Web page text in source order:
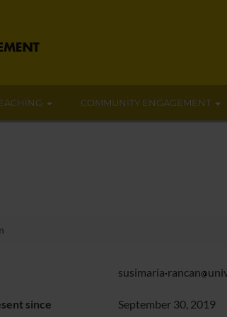
COMMUNITY ENGAGEMENT
susimaria rancan
since September 30, 2019